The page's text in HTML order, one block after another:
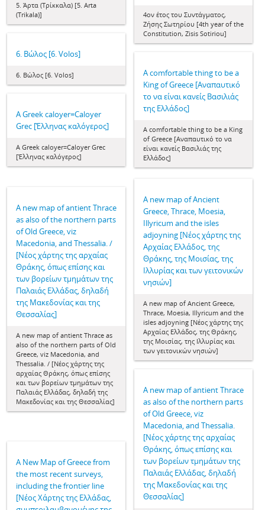
4ον έτος του Συντάγματος,
Ζήσης Σωτηρίου [4th year of the
Constitution, Zisis Sotiriou]
5. Άρτα (Τρίκκαλα) [5. Arta
(Trikala)]
6. Βώλος [6. Volos]
6. Βώλος [6. Volos]
A comfortable thing to be a
King of Greece [Αναπαυτικό
το να είναι κανείς Βασιλιάς
της Ελλάδος]
A comfortable thing to be a King
of Greece [Αναπαυτικό το να
είναι κανείς Βασιλιάς της
Ελλάδος]
A Greek caloyer=Caloyer
Grec [Έλληνας καλόγερος]
A Greek caloyer=Caloyer Grec
[Έλληνας καλόγερος]
A new map of Ancient
Greece, Thrace, Moesia,
Illyricum and the isles
adjoyning [Νέος χάρτης της
Αρχαίας Ελλάδος, της
Θράκης, της Μοισίας, της
Ιλλυρίας και των γειτονικών
νησιών]
A new map of Ancient Greece,
Thrace, Moesia, Illyricum and the
isles adjoyning [Νέος χάρτης της
Αρχαίας Ελλάδος, της Θράκης,
της Μοισίας, της Ιλλυρίας και
των γειτονικών νησιών]
A new map of antient Thrace
as also of the northern parts
of Old Greece, viz
Macedonia, and Thessalia. /
[Nέος χάρτης της αρχαίας
Θράκης, όπως επίσης και
των βορείων τμημάτων της
Παλαιάς Ελλάδας, δηλαδή
της Μακεδονίας και της
Θεσσαλίας]
A new map of antient Thrace as
also of the northern parts of Old
Greece, viz Macedonia, and
Thessalia. / [Nέος χάρτης της
αρχαίας Θράκης, όπως επίσης
και των βορείων τμημάτων της
Παλαιάς Ελλάδας, δηλαδή της
Μακεδονίας και της Θεσσαλίας]
A new map of antient Thrace
as also of the northern parts
of Old Greece, viz
Macedonia, and Thessalia.
[Nέος χάρτης της αρχαίας
Θράκης, όπως επίσης και
των βορείων τμημάτων της
Παλαιάς Ελλάδας, δηλαδή
της Μακεδονίας και της
Θεσσαλίας]
A New Map of Greece from
the most recent surveys,
including the frontier line
[Νέος Χάρτης της Ελλάδας,